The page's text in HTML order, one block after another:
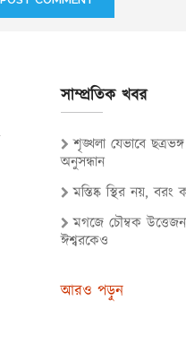
সাম্প্রতিক খবর
শৃঙ্খলা যেভাবে
অনুসন্ধান
মস্তিষ্ক স্থির নয়, বরং
মগজে চৌম্বক
ঈশ্বরকেও
আরও পড়ুন